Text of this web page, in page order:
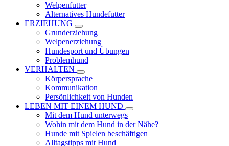
Welpenfutter
Alternatives Hundefutter
ERZIEHUNG
Grunderziehung
Welpenerziehung
Hundesport und Übungen
Problemhund
VERHALTEN
Körpersprache
Kommunikation
Persönlichkeit von Hunden
LEBEN MIT EINEM HUND
Mit dem Hund unterwegs
Wohin mit dem Hund in der Nähe?
Hunde mit Spielen beschäftigen
Alltagstipps mit Hund